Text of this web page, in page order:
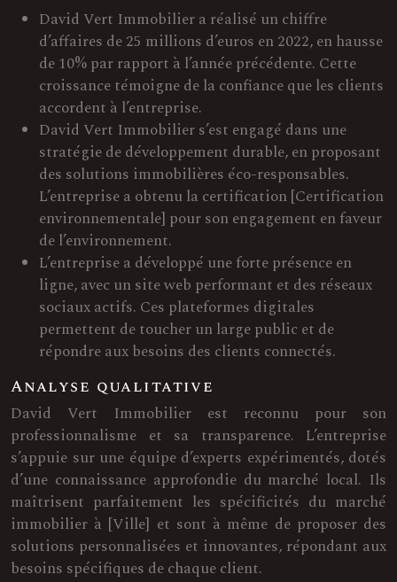
David Vert Immobilier a réalisé un chiffre
d’affaires de 25 millions d’euros en 2022, en hausse
de 10% par rapport à l’année précédente. Cette
croissance témoigne de la confiance que les clients
accordent à l’entreprise.
David Vert Immobilier s’est engagé dans une
stratégie de développement durable, en proposant
des solutions immobilières éco-responsables.
L’entreprise a obtenu la certification [Certification
environnementale] pour son engagement en faveur
de l’environnement.
L’entreprise a développé une forte présence en
ligne, avec un site web performant et des réseaux
sociaux actifs. Ces plateformes digitales
permettent de toucher un large public et de
répondre aux besoins des clients connectés.
Analyse qualitative
David Vert Immobilier est reconnu pour son
professionnalisme et sa transparence. L’entreprise
s’appuie sur une équipe d’experts expérimentés, dotés
d’une connaissance approfondie du marché local. Ils
maîtrisent parfaitement les spécificités du marché
immobilier à [Ville] et sont à même de proposer des
solutions personnalisées et innovantes, répondant aux
besoins spécifiques de chaque client.